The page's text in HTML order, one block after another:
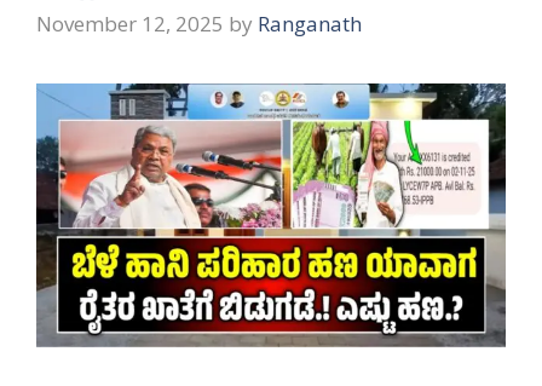
November 12, 2025 by Ranganath